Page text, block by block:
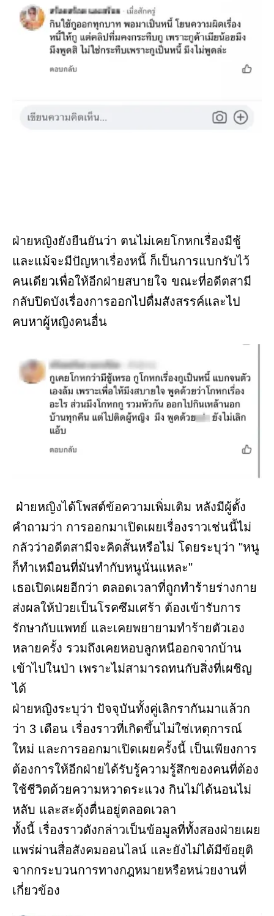
ฝ่ายหญิงยังยืนยันว่า ตนไม่เคยโกหกเรื่องมีชู้
และแม้จะมีปัญหาเรื่องหนี้ ก็เป็นการแบกรับไว้
คนเดียวเพื่อให้อีกฝ่ายสบายใจ ขณะที่อดีตสามี
กลับปิดบังเรื่องการออกไปดื่มสังสรรค์และไป
คบหาผู้หญิงคนอื่น
ฝ่ายหญิงได้โพสต์ข้อความเพิ่มเติม หลังมีผู้ตั้ง
คำถามว่า การออกมาเปิดเผยเรื่องราวเช่นนี้ไม่
กลัวว่าอดีตสามีจะคิดสั้นหรือไม่ โดยระบุว่า "หนู
ก็ทำเหมือนที่มันทำกับหนูนั่นแหละ"
เธอเปิดเผยอีกว่า ตลอดเวลาที่ถูกทำร้ายร่างกาย
ส่งผลให้ป่วยเป็นโรคซึมเศร้า ต้องเข้ารับการ
รักษากับแพทย์ และเคยพยายามทำร้ายตัวเอง
หลายครั้ง รวมถึงเคยหอบลูกหนีออกจากบ้าน
เข้าไปในป่า เพราะไม่สามารถทนกับสิ่งที่เผชิญ
ได้
ฝ่ายหญิงระบุว่า ปัจจุบันทั้งคู่เลิกรากันมาแล้วก
ว่า 3 เดือน เรื่องราวที่เกิดขึ้นไม่ใช่เหตุการณ์
ใหม่ และการออกมาเปิดเผยครั้งนี้ เป็นเพียงการ
ต้องการให้อีกฝ่ายได้รับรู้ความรู้สึกของคนที่ต้อง
ใช้ชีวิตด้วยความหวาดระแวง กินไม่ได้นอนไม่
หลับ และสะดุ้งตื่นอยู่ตลอดเวลา
ทั้งนี้ เรื่องราวดังกล่าวเป็นข้อมูลที่ทั้งสองฝ่ายเผย
แพร่ผ่านสื่อสังคมออนไลน์ และยังไม่ได้มีข้อยุติ
จากกระบวนการทางกฎหมายหรือหน่วยงานที่
เกี่ยวข้อง